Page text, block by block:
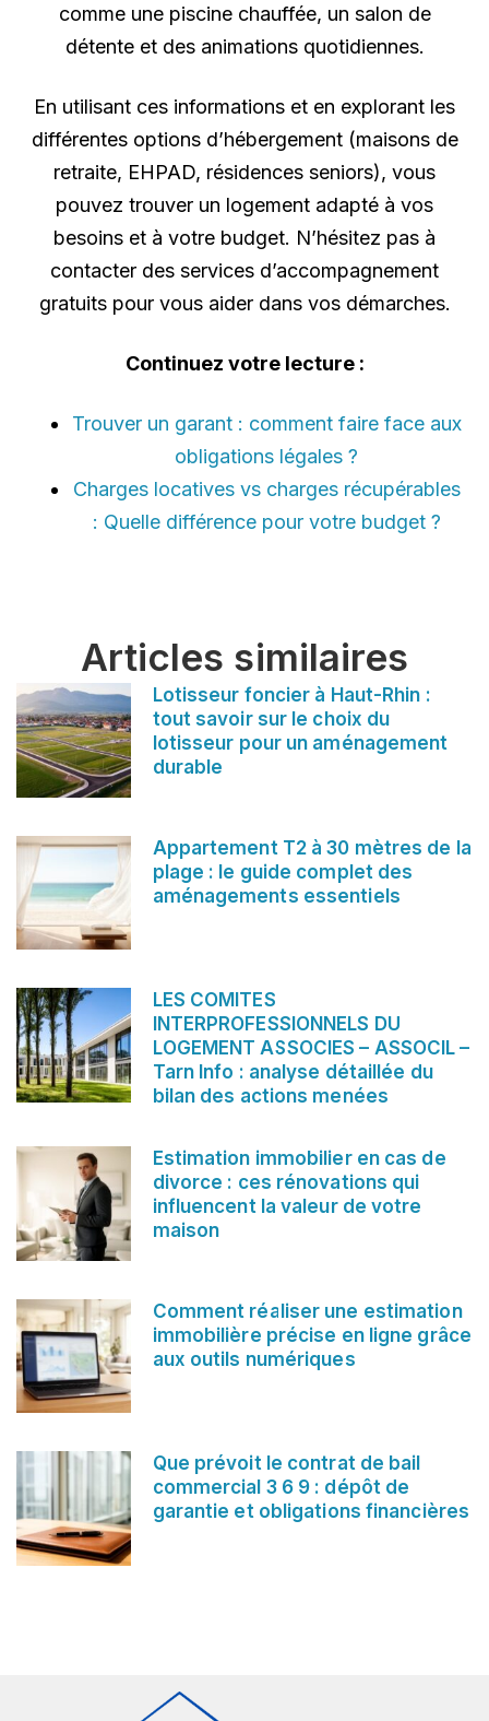
comme une piscine chauffée, un salon de
détente et des animations quotidiennes.
En utilisant ces informations et en explorant les
différentes options d’hébergement (maisons de
retraite, EHPAD, résidences seniors), vous
pouvez trouver un logement adapté à vos
besoins et à votre budget. N’hésitez pas à
contacter des services d’accompagnement
gratuits pour vous aider dans vos démarches.
Continuez votre lecture :
Trouver un garant : comment faire face aux
obligations légales ?
Charges locatives vs charges récupérables
: Quelle différence pour votre budget ?
Articles similaires
Lotisseur foncier à Haut-Rhin :
tout savoir sur le choix du
lotisseur pour un aménagement
durable
Appartement T2 à 30 mètres de la
plage : le guide complet des
aménagements essentiels
LES COMITES
INTERPROFESSIONNELS DU
LOGEMENT ASSOCIES – ASSOCIL –
Tarn Info : analyse détaillée du
bilan des actions menées
Estimation immobilier en cas de
divorce : ces rénovations qui
influencent la valeur de votre
maison
Comment réaliser une estimation
immobilière précise en ligne grâce
aux outils numériques
Que prévoit le contrat de bail
commercial 3 6 9 : dépôt de
garantie et obligations financières